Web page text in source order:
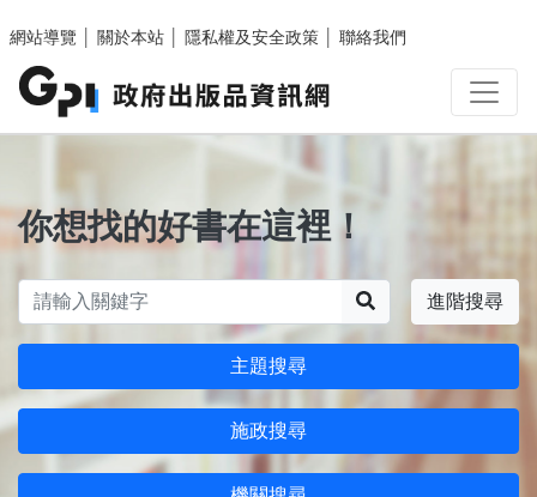
網站導覽
關於本站 隱私權及安全政策 聯絡我們
你想找的好書在這裡！
進階搜尋
主題搜尋
施政搜尋